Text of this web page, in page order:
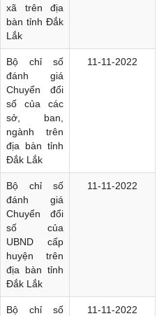
xã trên địa
bàn tỉnh Đắk
Lắk
Bộ chỉ số
đánh giá
Chuyển đổi
số của các
sở, ban,
ngành trên
địa bàn tỉnh
Đắk Lắk
11-11-2022
Bộ chỉ số
đánh giá
Chuyển đổi
số của
UBND cấp
huyện trên
địa bàn tỉnh
Đắk Lắk
11-11-2022
Bộ chỉ số
11-11-2022